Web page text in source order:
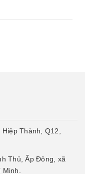
Thành, Q12,
Thủ, Ấp Đông, xã